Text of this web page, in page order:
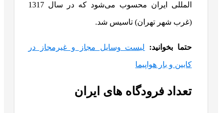
المللی ایران محسوب می‌شود که در سال 1317
(غرب شهر تهران) تاسیس شد.
حتما بخوانید: لیست وسایل مجاز و غیرمجاز در
کابین و بار هواپیما
تعداد فرودگاه های ایران